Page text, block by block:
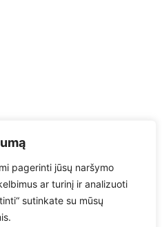
pagerinti jūsų naršymo
ar turinį ir analizuoti
sutinkate su mūsų